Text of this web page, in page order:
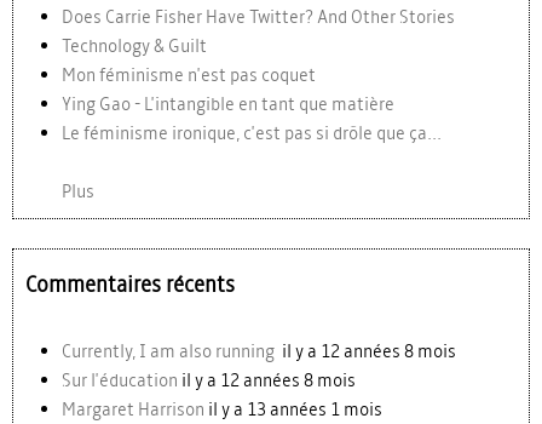
Does Carrie Fisher Have Twitter? And Other Stories
Technology & Guilt
Mon féminisme n'est pas coquet
Ying Gao - L'intangible en tant que matière
Le féminisme ironique, c'est pas si drôle que ça...
Plus
Commentaires récents
Currently, I am also running il y a 12 années 8 mois
Sur l'éducation il y a 12 années 8 mois
Margaret Harrison il y a 13 années 1 mois